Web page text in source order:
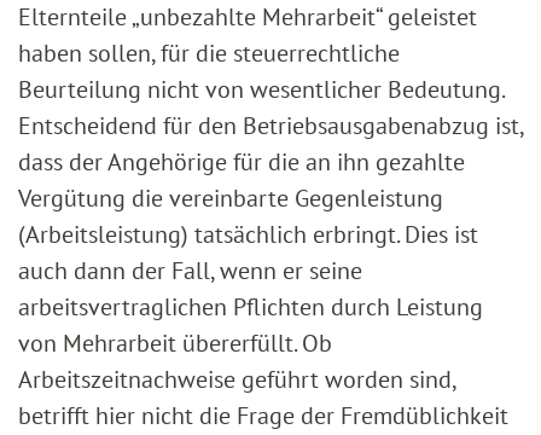
Elternteile „unbezahlte Mehrarbeit“ geleistet
haben sollen, für die steuerrechtliche
Beurteilung nicht von wesentlicher Bedeutung.
Entscheidend für den Betriebsausgabenabzug ist,
dass der Angehörige für die an ihn gezahlte
Vergütung die vereinbarte Gegenleistung
(Arbeitsleistung) tatsächlich erbringt. Dies ist
auch dann der Fall, wenn er seine
arbeitsvertraglichen Pflichten durch Leistung
von Mehrarbeit übererfüllt. Ob
Arbeitszeitnachweise geführt worden sind,
betrifft hier nicht die Frage der Fremdüblichkeit